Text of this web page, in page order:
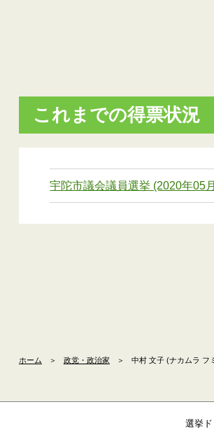
これまでの得票状況
宇陀市議会議員選挙 (2020年05
ホーム ＞ 政党・政治家 ＞ 中村 文子 (ナカムラ フ
選挙